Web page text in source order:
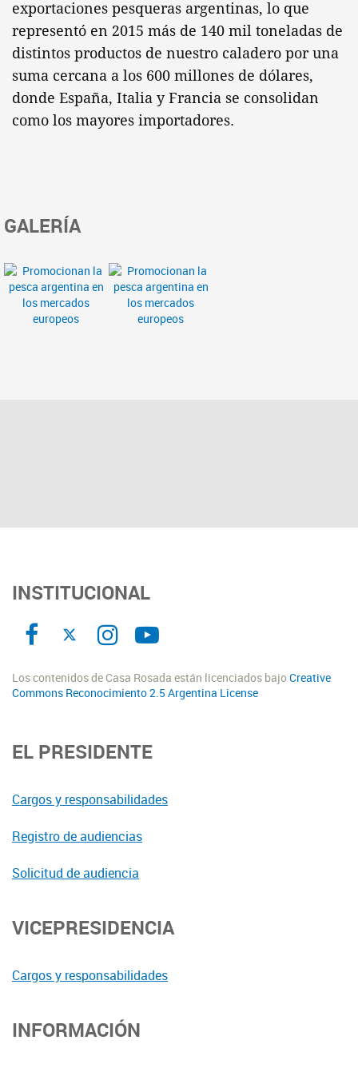
exportaciones pesqueras argentinas, lo que
representó en 2015 más de 140 mil toneladas de
distintos productos de nuestro caladero por una
suma cercana a los 600 millones de dólares,
donde España, Italia y Francia se consolidan
como los mayores importadores.
GALERÍA
INSTITUCIONAL
Los contenidos de Casa Rosada están licenciados bajoCreative
Commons Reconocimiento 2.5 Argentina License
EL PRESIDENTE
Cargos y responsabilidades
Registro de audiencias
Solicitud de audiencia
VICEPRESIDENCIA
Cargos y responsabilidades
INFORMACIÓN